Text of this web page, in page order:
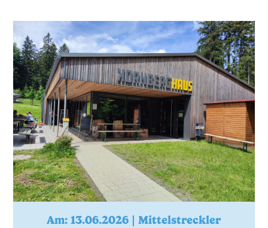
Am: 13.06.2026 |Mittelstreckler